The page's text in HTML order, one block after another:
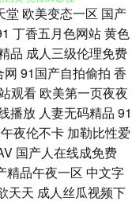
利导航 玖玖热精
性生话 國產館中
老司机AV 国产
合色色 老司机色
播放 91视屏黄
堂 欧美变态一区 国产
丁香五月色网站黄色
品 成人三级伦理免费
网 91国产自拍偷拍 香
观看 欧美第一页夜夜
播放 人妻无码精品 91
午夜伦不卡 加勒比性爱
国产人在线成免费
精品午夜一区 中文字
天天 成人丝瓜视频下